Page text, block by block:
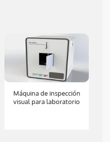
Máquina de inspección
visual para laboratorio